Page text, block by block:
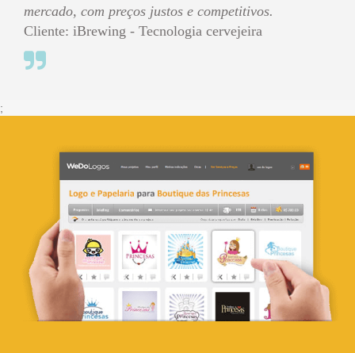
mercado, com preços justos e competitivos.
Cliente: iBrewing - Tecnologia cervejeira
;